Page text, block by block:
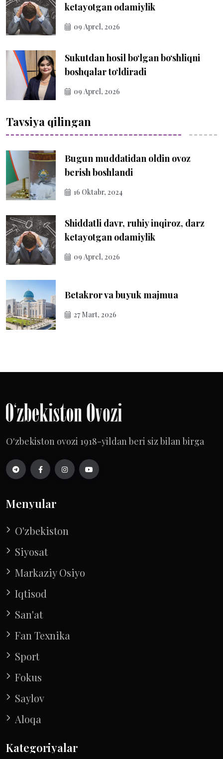
ketayotgan odamiylik
09 Aprel, 2026
Sukutdan hosil bo‘lgan bo‘shliqni
boshqalar to‘ldiradi
09 Aprel, 2026
Tavsiya qilingan
Bugun muddatidan oldin ovoz
berish boshlandi
16 Oktabr, 2024
Shiddatli davr, ruhiy inqiroz, darz
ketayotgan odamiylik
09 Aprel, 2026
Betakror va buyuk majmua
27 Mart, 2026
O'zbekiston ovozi 1918-yildan beri siz bilan birga
Menyular
O'zbekiston
Siyosat
Markaziy Osiyo
Iqtisod
San'at
Fan Texnika
Sport
Fokus
Saylov
Aloqa
Kategoriyalar